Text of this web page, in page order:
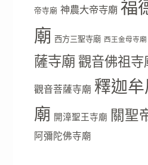
帝寺廟 神農大帝寺廟 福
廟 西方三聖寺廟 西王金母寺廟
薩寺廟觀音佛祖寺
觀音菩薩寺廟 釋迦
廟 開漳聖王寺廟 關聖
阿彌陀佛寺廟